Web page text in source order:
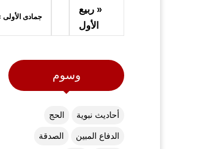
« ربيع
الأول
جمادى الأولى
وسوم
أحاديث نبوية الحج
الدفاع المبين الصدقة